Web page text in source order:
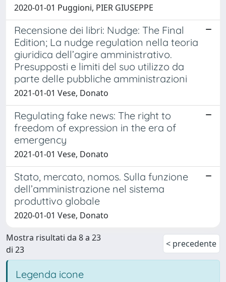
2020-01-01 Puggioni, PIER GIUSEPPE
Recensione dei libri: Nudge: The Final
Edition; La nudge regulation nella teoria
giuridica dell’agire amministrativo.
Presupposti e limiti del suo utilizzo da
parte delle pubbliche amministrazioni
2021-01-01 Vese, Donato
Regulating fake news: The right to
freedom of expression in the era of
emergency
2021-01-01 Vese, Donato
Stato, mercato, nomos. Sulla funzione
dell’amministrazione nel sistema
produttivo globale
2020-01-01 Vese, Donato
Mostra risultati da 8 a 23
di 23
< precedente
Legenda icone